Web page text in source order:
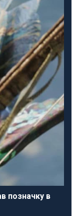
позначку в